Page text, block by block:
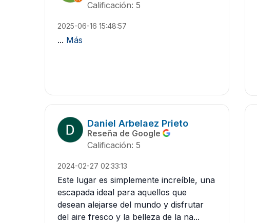
Calificación: 5
2025-06-16 15:48:57
... Más
Daniel Arbelaez Prieto
Reseña de Google
Calificación: 5
2024-02-27 02:33:13
Este lugar es simplemente increíble, una
escapada ideal para aquellos que
desean alejarse del mundo y disfrutar
del aire fresco y la belleza de la na...